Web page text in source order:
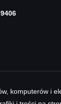
komputerów i